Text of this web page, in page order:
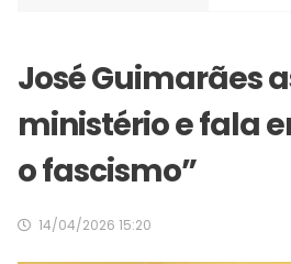
José Guimarães
ministério e fala
o fascismo”
14/04/2026 15:20